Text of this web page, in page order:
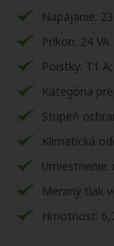
Napájanie:
Príkon: 24 VA
Poistky: T1
Kategória
Stupeň
Klimatická
Meraný tlak
Hmotnosť: